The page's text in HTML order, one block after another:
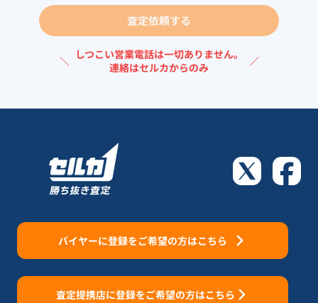
査定依頼する
＼ しつこい営業電話は一切ありません。
連絡はセルカからのみ
／
バイヤーに登録をご希望の方はこちら
査定提携店に登録をご希望の方はこちら